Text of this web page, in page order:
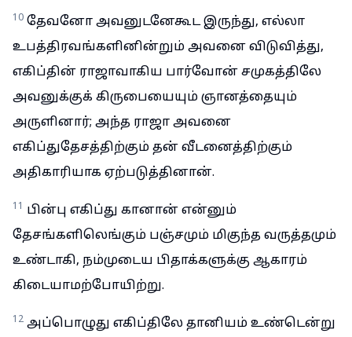
10 தேவனோ அவனுடனேகூட இருந்து, எல்லா
உபத்திரவங்களினின்றும் அவனை விடுவித்து,
எகிப்தின் ராஜாவாகிய பார்வோன் சமுகத்திலே
அவனுக்குக் கிருபையையும் ஞானத்தையும்
அருளினார்; அந்த ராஜா அவனை
எகிப்துதேசத்திற்கும் தன் வீடனைத்திற்கும்
அதிகாரியாக ஏற்படுத்தினான்.
11 பின்பு எகிப்து கானான் என்னும்
தேசங்களிலெங்கும் பஞ்சமும் மிகுந்த வருத்தமும்
உண்டாகி, நம்முடைய பிதாக்களுக்கு ஆகாரம்
கிடையாமற்போயிற்று.
12 அப்பொழுது எகிப்திலே தானியம் உண்டென்று